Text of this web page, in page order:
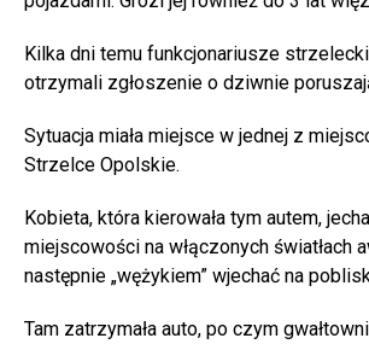
Kilka dni temu funkcjonariusze
otrzymali zgłoszenie o dziwnie
Sytuacja miała miejsce w jednej z
Strzelce Opolskie.
Kobieta, która kierowała tym autem,
miejscowości na włączonych światłach
następnie „wężykiem” wjechać na
Tam zatrzymała auto, po czym